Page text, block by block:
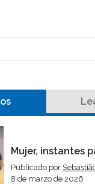
Mujer, instantes
Publicado por
8 de marzo de 2026